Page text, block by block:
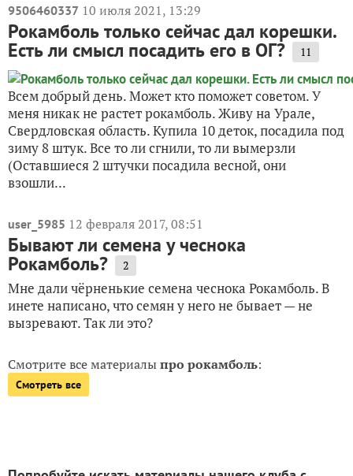
9506460337 10 июля 2021, 13:29
Рокамболь только сейчас дал корешки.
Есть ли смысл посадить его в ОГ? 11
Всем добрый день. Может кто поможет советом. У
меня никак не растет рокамболь. Живу на Урале,
Свердловская область. Купила 10 деток, посадила под
зиму 8 штук. Все то ли сгнили, то ли вымерзли
(Оставшиеся 2 штучки посадила весной, они
взошли...
user_5985 12 февраля 2017, 08:51
Бывают ли семена у чеснока
Рокамболь? 2
Мне дали чёрненькие семена чеснока Рокамболь. В
инете написано, что семян у него не бывает — не
вызревают. Так ли это?
Смотрите все материалыпро рокамболь:
Смотреть все